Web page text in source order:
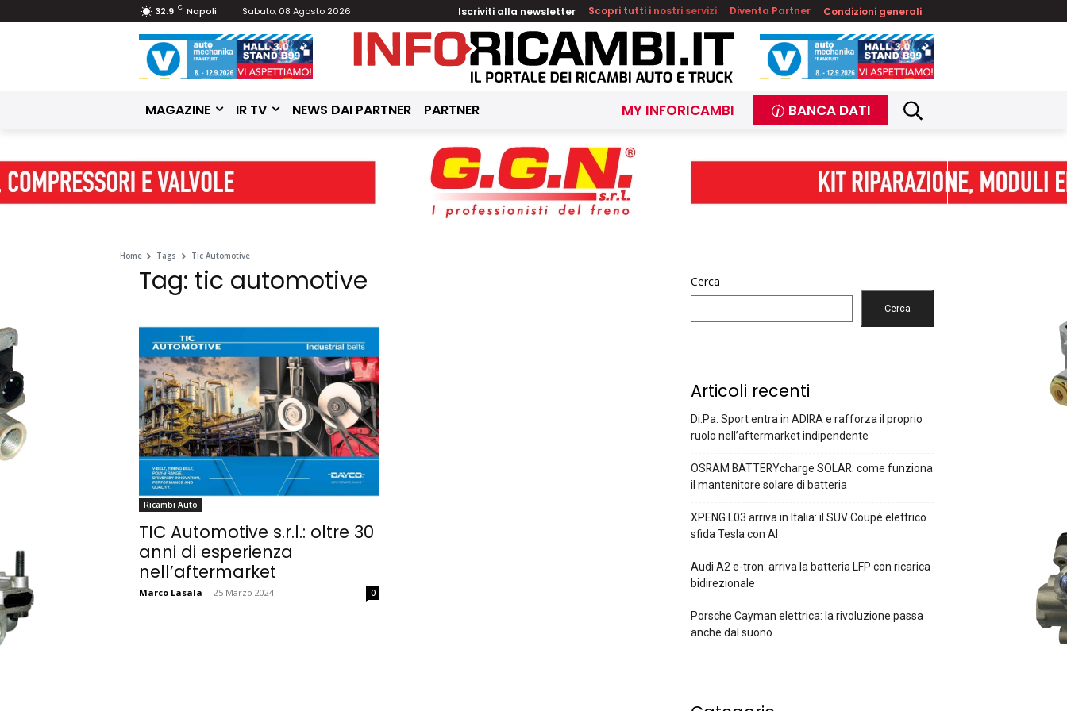
32.9 C Napoli Sabato, 08 Agosto 2026 Iscriviti alla newsletter Scopri tutti i nostri servizi Diventa Partner Condizioni generali
MAGAZINE IR TV NEWS DAI PARTNER PARTNER MY INFORICAMBI BANCA DATI
Home Tags Tic Automotive
Tag: tic automotive
Ricambi Auto
TIC Automotive s.r.l.: oltre 30
anni di esperienza
nell’aftermarket
Marco Lasala - 25 Marzo 2024 0
Cerca
Cerca
Articoli recenti
Di.Pa. Sport entra in ADIRA e rafforza il proprio
ruolo nell’aftermarket indipendente
OSRAM BATTERYcharge SOLAR: come funziona
il mantenitore solare di batteria
XPENG L03 arriva in Italia: il SUV Coupé elettrico
sfida Tesla con AI
Audi A2 e-tron: arriva la batteria LFP con ricarica
bidirezionale
Porsche Cayman elettrica: la rivoluzione passa
anche dal suono